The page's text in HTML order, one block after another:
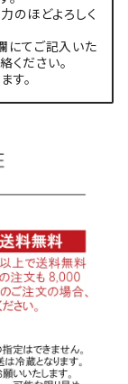
のほどよろしく
にてご記入いた
ください。
す。